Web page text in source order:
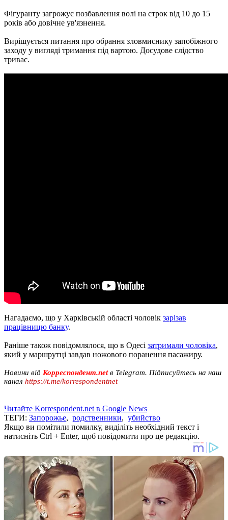
Фігуранту загрожує позбавлення волі на строк від 10 до 15
років або довічне ув'язнення.
Вирішується питання про обрання зловмиснику запобіжного
заходу у вигляді тримання під вартою. Досудове слідство
триває.
Нагадаємо, що у Харківській області чоловік зарізав
працівницю банку.
Раніше також повідомлялося, що в Одесі затримали чоловіка,
який у маршрутці завдав ножового поранення пасажиру.
Новини від Корреспондент.netв Telegram. Підписуйтесь на наш
канал https://t.me/korrespondentnet
Читайте Korrespondent.net в Google News
ТЕГИ: Запорожье, родственники, убийство
Якщо ви помітили помилку, виділіть необхідний текст і
натисніть Ctrl + Enter, щоб повідомити про це редакцію.